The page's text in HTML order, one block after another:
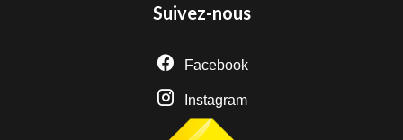
Suivez-nous
Facebook
Instagram